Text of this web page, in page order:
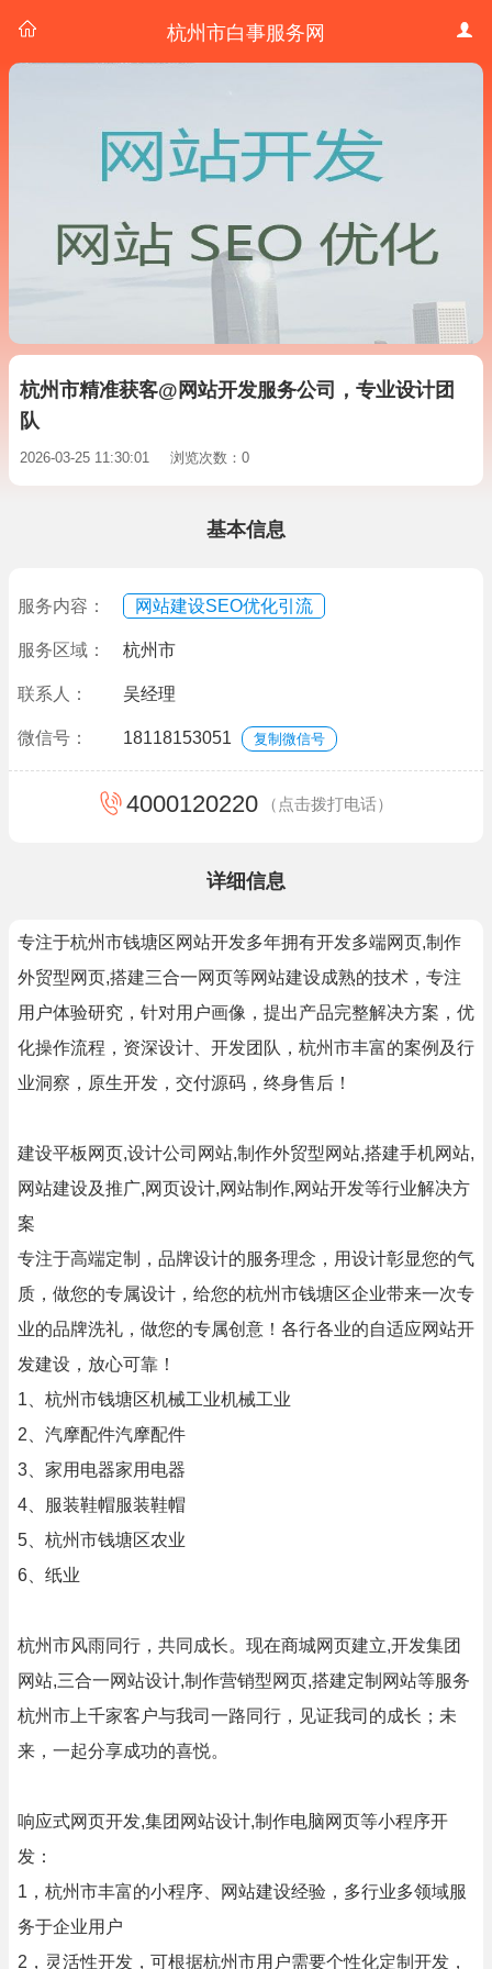
杭州市白事服务网
杭州市精准获客@网站开发服务公司，专业设计团
队
2026-03-25 11:30:01 浏览次数：0
基本信息
服务内容： 网站建设SEO优化引流
服务区域： 杭州市
联系人： 吴经理
微信号： 18118153051 复制微信号
4000120220 （点击拨打电话）
详细信息
专注于杭州市钱塘区网站开发多年拥有开发多端网页,制作
外贸型网页,搭建三合一网页等网站建设成熟的技术，专注
用户体验研究，针对用户画像，提出产品完整解决方案，优
化操作流程，资深设计、开发团队，杭州市丰富的案例及行
业洞察，原生开发，交付源码，终身售后！
建设平板网页,设计公司网站,制作外贸型网站,搭建手机网站,
网站建设及推广,网页设计,网站制作,网站开发等行业解决方
案
专注于高端定制，品牌设计的服务理念，用设计彰显您的气
质，做您的专属设计，给您的杭州市钱塘区企业带来一次专
业的品牌洗礼，做您的专属创意！各行各业的自适应网站开
发建设，放心可靠！
1、杭州市钱塘区机械工业机械工业
2、汽摩配件汽摩配件
3、家用电器家用电器
4、服装鞋帽服装鞋帽
5、杭州市钱塘区农业
6、纸业
杭州市风雨同行，共同成长。现在商城网页建立,开发集团
网站,三合一网站设计,制作营销型网页,搭建定制网站等服务
杭州市上千家客户与我司一路同行，见证我司的成长；未
来，一起分享成功的喜悦。
响应式网页开发,集团网站设计,制作电脑网页等小程序开
发：
1，杭州市丰富的小程序、网站建设经验，多行业多领域服
务于企业用户
2，灵活性开发，可根据杭州市用户需要个性化定制开发，